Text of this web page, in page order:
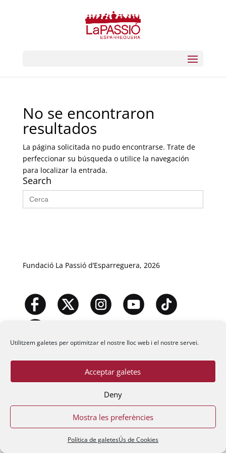
Utilitzem galetes per optimitzar el nostre lloc web i el nostre servei.
Acceptar galetes
Deny
Mostra les preferències
Política de galetesÚs de Cookies
No se encontraron
resultados
La página solicitada no pudo encontrarse. Trate de
perfeccionar su búsqueda o utilice la navegación
para localizar la entrada.
Search
Buscar:
Fundació La Passió d’Esparreguera, 2026